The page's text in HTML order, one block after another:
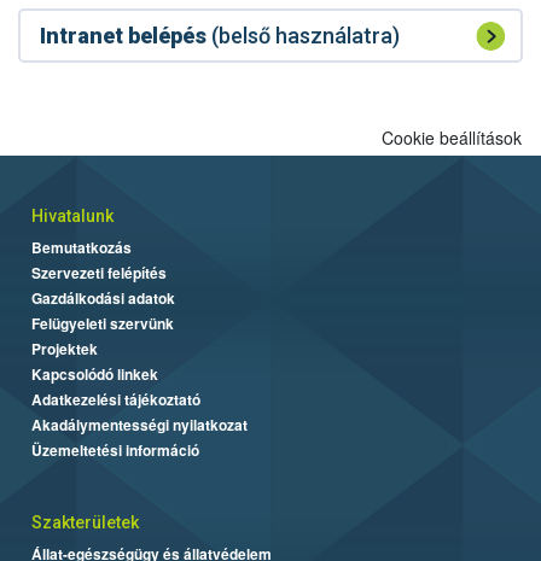
Intranet belépés (belső használatra)
Cookie beállítások
Hivatalunk
Bemutatkozás
Szervezeti felépítés
Gazdálkodási adatok
Felügyeleti szervünk
Projektek
Kapcsolódó linkek
Adatkezelési tájékoztató
Akadálymentességi nyilatkozat
Üzemeltetési információ
Szakterületek
Állat-egészségügy és állatvédelem